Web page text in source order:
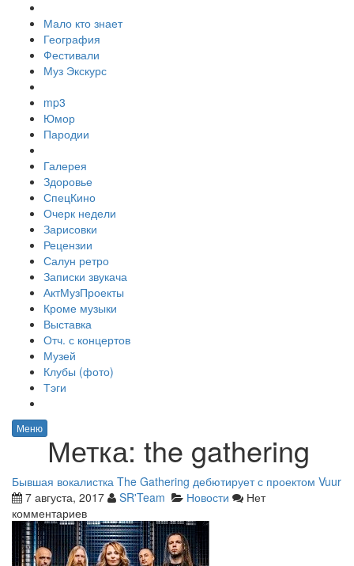
Мало кто знает
География
Фестивали
Муз Экскурс
mp3
Юмор
Пародии
Галерея
Здоровье
СпецКино
Очерк недели
Зарисовки
Рецензии
Салун ретро
Записки звукача
АктМузПроекты
Кроме музыки
Выставка
Отч. с концертов
Музей
Клубы (фото)
Тэги
Меню
Метка: the gathering
Бывшая вокалистка The Gathering дебютирует с проектом Vuur
7 августа, 2017
SR'Team Новости
Нет
комментариев